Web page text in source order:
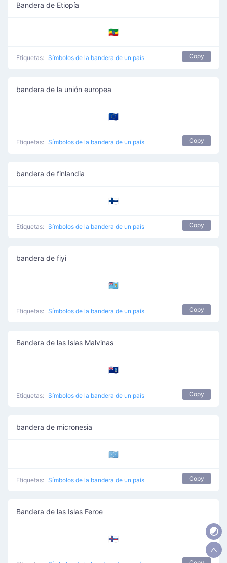
Bandera de Etiopía
🇪🇹
Etiquetas: Símbolos de la bandera de un país Copy
bandera de la unión europea
🇪🇺
Etiquetas: Símbolos de la bandera de un país Copy
bandera de finlandia
🇫🇮
Etiquetas: Símbolos de la bandera de un país Copy
bandera de fiyi
🇫🇯
Etiquetas: Símbolos de la bandera de un país Copy
Bandera de las Islas Malvinas
🇫🇰
Etiquetas: Símbolos de la bandera de un país Copy
bandera de micronesia
🇫🇲
Etiquetas: Símbolos de la bandera de un país Copy
Bandera de las Islas Feroe
🇫🇴